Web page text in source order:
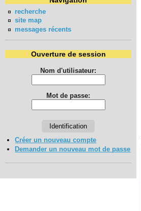
recherche
site map
messages récents
Ouverture de session
Nom d'utilisateur:
Mot de passe:
Créer un nouveau compte
Demander un nouveau mot de passe